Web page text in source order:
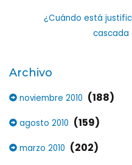
¿Cuándo está
cascada
Archivo
noviembre 2010 (188)
agosto 2010 (159)
marzo 2010 (202)